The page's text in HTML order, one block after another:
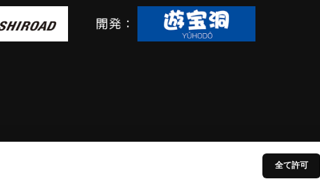
全て許可